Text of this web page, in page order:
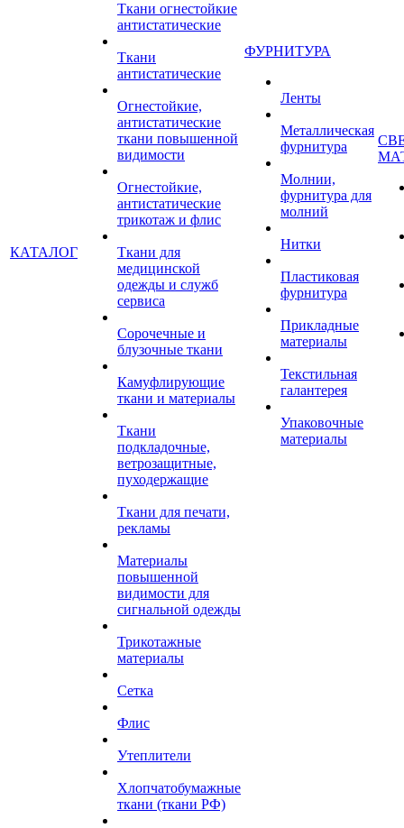
КАТАЛОГ
Ткани огнестойкие
антистатические
Ткани
антистатические
Огнестойкие,
антистатические
ткани повышенной
видимости
Огнестойкие,
антистатические
трикотаж и флис
Ткани для
медицинской
одежды и служб
сервиса
Сорочечные и
блузочные ткани
Камуфлирующие
ткани и материалы
Ткани
подкладочные,
ветрозащитные,
пуходержащие
Ткани для печати,
рекламы
Материалы
повышенной
видимости для
сигнальной одежды
Трикотажные
материалы
Сетка
Флис
Утеплители
Хлопчатобумажные
ткани (ткани РФ)
ФУРНИТУРА
Ленты
Металлическая
фурнитура
Молнии,
фурнитура для
молний
Нитки
Пластиковая
фурнитура
Прикладные
материалы
Текстильная
галантерея
Упаковочные
материалы